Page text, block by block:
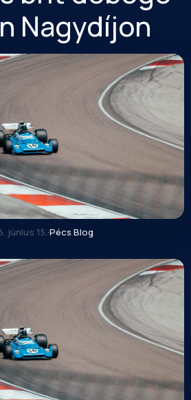
Nagydíjon
június 15.·Pécs Blog